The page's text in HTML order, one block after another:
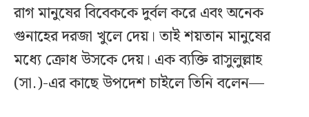
রাগ মানুষের বিবেককে দুর্বল করে এবং অনেক
গুনাহের দরজা খুলে দেয়। তাই শয়তান মানুষের
মধ্যে ক্রোধ উসকে দেয়। এক ব্যক্তি রাসুলুল্লাহ
(সা.)-এর কাছে উপদেশ চাইলে তিনি বলেন—